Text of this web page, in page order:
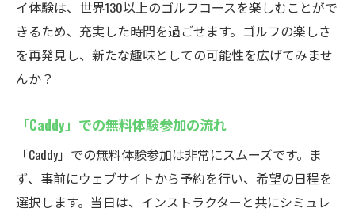
イ体験は、世界130以上のゴルフコースを楽しむことがで
きるため、充実した時間を過ごせます。ゴルフの楽しさ
を再発見し、新たな趣味としての可能性を広げてみませ
んか？
「Caddy」での無料体験参加の流れ
「Caddy」での無料体験参加は非常にスムーズです。ま
ず、事前にウェブサイトから予約を行い、希望の日程を
選択します。当日は、インストラクターと共にシミュレ